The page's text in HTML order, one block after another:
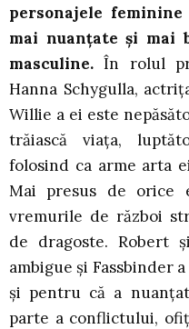
personajele
mai nuanțate și mai
masculine. În rolul
Hanna Schygulla,
Willie a ei este
trăiască viața,
folosind ca arme arta
Mai presus de orice
vremurile de război
de dragoste. Robert
ambigue și Fassbinder
și pentru că a
parte a conflictului,